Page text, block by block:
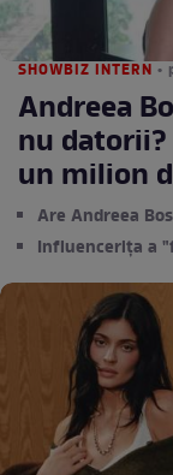
SHOWBIZ INTERN •
Andreea
nu datorii?
un milion
Are Andreea
Influencerița a